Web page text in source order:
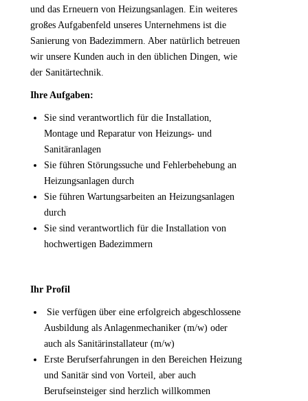
und das Erneuern von Heizungsanlagen. Ein weiteres
großes Aufgabenfeld unseres Unternehmens ist die
Sanierung von Badezimmern. Aber natürlich betreuen
wir unsere Kunden auch in den üblichen Dingen, wie
der Sanitärtechnik.
Ihre Aufgaben:
Sie sind verantwortlich für die Installation,
Montage und Reparatur von Heizungs- und
Sanitäranlagen
Sie führen Störungssuche und Fehlerbehebung an
Heizungsanlagen durch
Sie führen Wartungsarbeiten an Heizungsanlagen
durch
Sie sind verantwortlich für die Installation von
hochwertigen Badezimmern
Ihr Profil
Sie verfügen über eine erfolgreich abgeschlossene
Ausbildung als Anlagenmechaniker (m/w) oder
auch als Sanitärinstallateur (m/w)
Erste Berufserfahrungen in den Bereichen Heizung
und Sanitär sind von Vorteil, aber auch
Berufseinsteiger sind herzlich willkommen